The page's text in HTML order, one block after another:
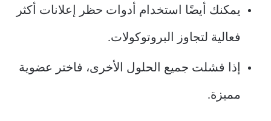
يمكنك أيضًا استخدام أدوات حظر إعلانات أكثر
فعالية لتجاوز البروتوكولات.
إذا فشلت جميع الحلول الأخرى، فاختر عضوية
مميزة.